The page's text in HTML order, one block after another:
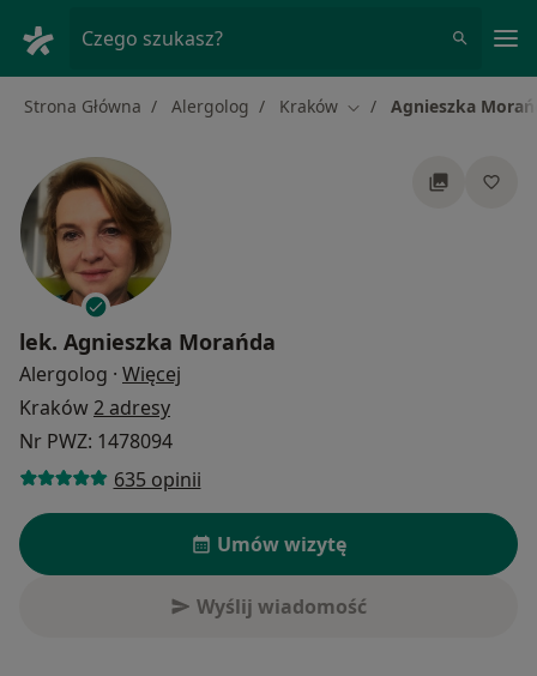
Czego szukasz?
Strona Główna Alergolog Kraków Zmień miasto
Agnieszka
lek. Agnieszka Morańda
Alergolog · Więcej
Kraków2 adresy
Nr PWZ: 1478094
635 opinii
Umów wizytę
Wyślij wiadomość